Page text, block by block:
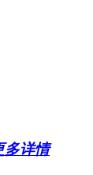
多详情